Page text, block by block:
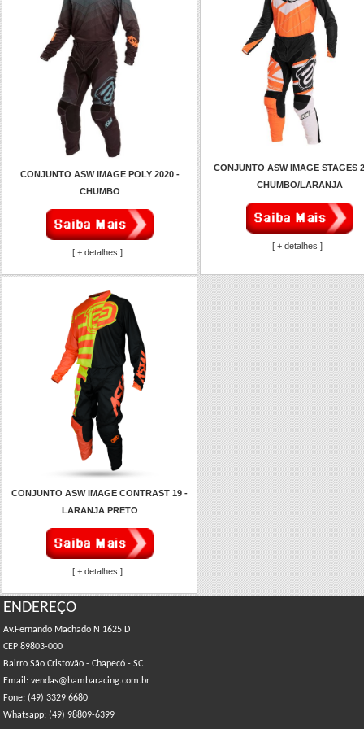
CONJUNTO ASW IMAGE POLY 2020 -
CHUMBO
[ + detalhes ]
CONJUNTO ASW IMAGE STAGES
CHUMBO/LARANJA
[ + detalhes ]
CONJUNTO ASW IMAGE CONTRAST 19 -
LARANJA PRETO
[ + detalhes ]
ENDEREÇO
Av.Fernando Machado N 1625 D
CEP 89803-000
Bairro São Cristovão - Chapecó - SC
Email: vendas@bambaracing.com.br
Fone: (49) 3329 6680
Whatsapp: (49) 98809-6399